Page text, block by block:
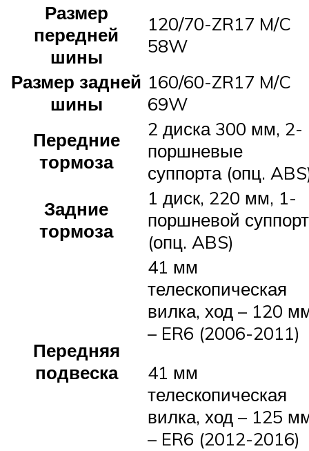
Размер
передней
шины
120/70-ZR17 M/C
58W
Размер задней
шины
160/60-ZR17 M/C
69W
Передние
тормоза
2 диска 300 мм, 2-
поршневые
суппорта (опц.
Задние
тормоза
1 диск, 220 мм, 1-
поршневой суппорт
(опц. ABS)
Передняя
подвеска
41 мм
телескопическая
вилка, ход – 120
– ER6 (2006-2011)
41 мм
телескопическая
вилка, ход – 125
– ER6 (2012-2016)